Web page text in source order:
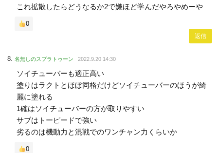
これ拡散したらどうなるか2で嫌ほど学んだやろやめーや
0
返信
名無しのスプラトゥーン 2022.9.20 14:30
ソイチューバーも適正高い
塗りはラクトとほぼ同格だけどソイチューバーのほうが綺
麗に塗れる
1確はソイチューバーの方が取りやすい
サブはトーピードで強い
劣るのは機動力と混戦でのワンチャン力くらいか
0